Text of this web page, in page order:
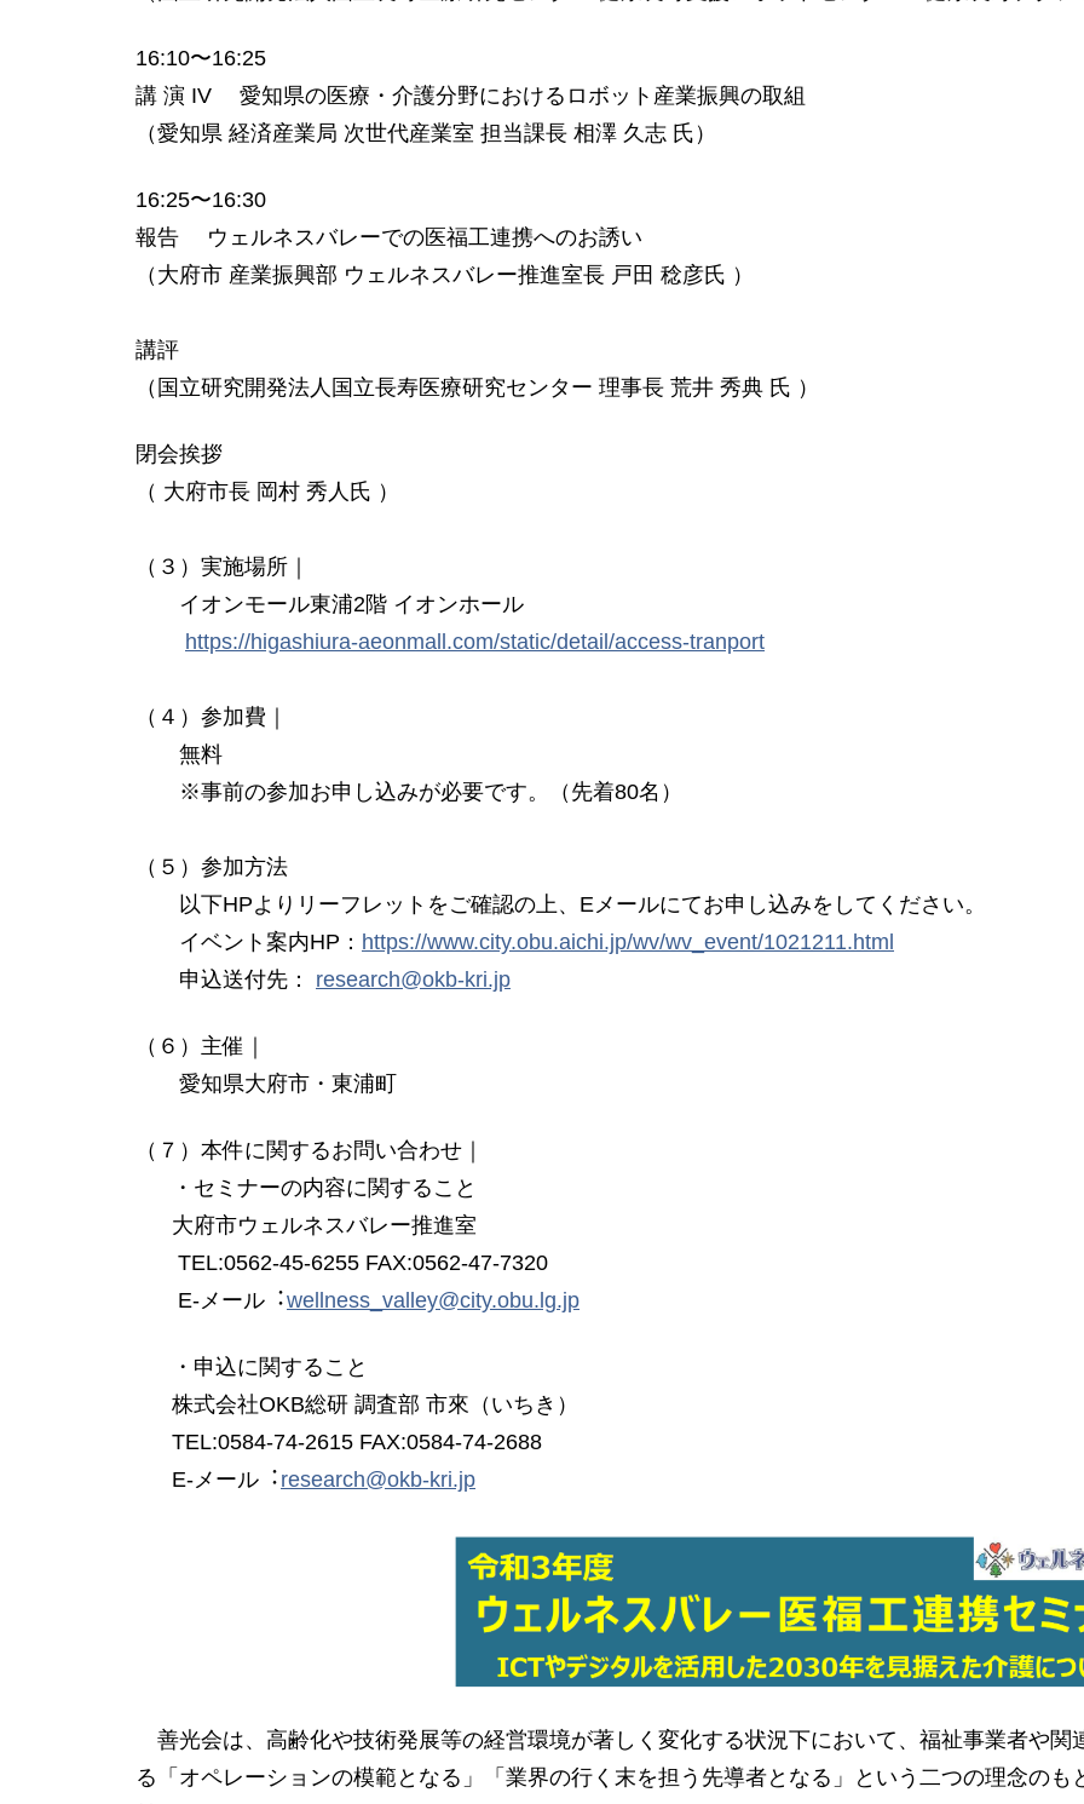
16:10〜16:25
講 演 IV 愛知県の医療・介護分野におけるロボット産業振興の取組
（愛知県 経済産業局 次世代産業室 担当課⻑ 相澤 久志 氏）
16:25〜16:30
報告 ウェルネスバレーでの医福工連携へのお誘い
（大府市 産業振興部 ウェルネスバレー推進室⻑ 戸田 稔彦氏 ）
講評
（国立研究開発法人国立⻑寿医療研究センター 理事⻑ 荒井 秀典 氏 ）
閉会挨拶
（ 大府市⻑ 岡村 秀人氏 ）
（３）実施場所｜
イオンモール東浦2階 イオンホール
https://higashiura-aeonmall.com/static/detail/access-tranport
（４）参加費｜
無料
※事前の参加お申し込みが必要です。（先着80名）
（５）参加方法
以下HPよりリーフレットをご確認の上、Eメールにてお申し込みをしてください。
イベント案内HP： https://www.city.obu.aichi.jp/wv/wv_event/1021211.html
申込送付先： research@okb-kri.jp
（６）主催｜
愛知県大府市・東浦町
（７）本件に関するお問い合わせ｜
・セミナーの内容に関すること
大府市ウェルネスバレー推進室
TEL:0562-45-6255 FAX:0562-47-7320
E-メール︓wellness_valley@city.obu.lg.jp
・申込に関すること
株式会社OKB総研 調査部 市來（いちき）
TEL:0584-74-2615 FAX:0584-74-2688
E-メール︓ research@okb-kri.jp
善光会は、高齢化や技術発展等の経営環境が著しく変化する状況下において、福祉事業者や関
る「オペレーションの模範となる」「業界の行く末を担う先導者となる」という二つの理念の